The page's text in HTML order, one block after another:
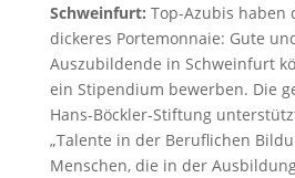
Schweinfurt: Top-Azubis haben
dickeres Portemonnaie: Gute
Auszubildende in Schweinfurt
ein Stipendium bewerben. Die
Hans-Böckler-Stiftung
„Talente in der Beruflichen
Menschen, die in der